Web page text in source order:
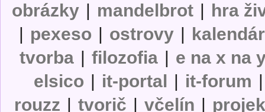
obrázky | mandelbrot | hra
| pexeso | ostrovy | kalendár
tvorba | filozofia | e na x na
elsico | it-portal | it-forum |
rouzz | tvorič | včelín |